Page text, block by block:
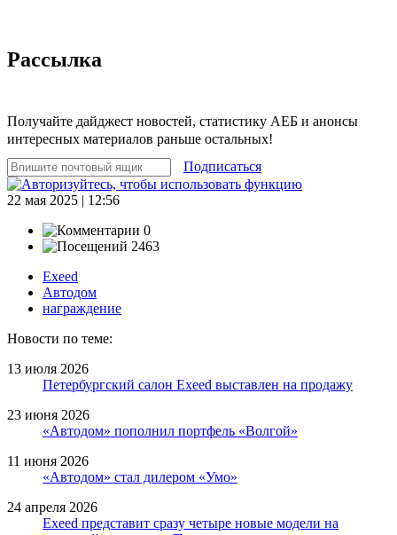
Рассылка
Получайте дайджест новостей, статистику АЕБ и анонсы
интересных материалов раньше остальных!
Подписаться
22 мая 2025 | 12:56
0
2463
Exeed
Автодом
награждение
Новости по теме:
13 июля 2026
Петербургский салон Exeed выставлен на продажу
23 июня 2026
«Автодом» пополнил портфель «Волгой»
11 июня 2026
«Автодом» стал дилером «Умо»
24 апреля 2026
Exeed представит сразу четыре новые модели на